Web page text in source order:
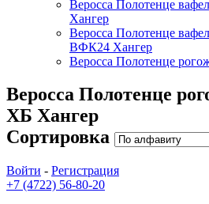
Веросса Полотенце
Хангер
Веросса Полотенце
ВФК24 Хангер
Веросса Полотенце
Веросса Полотенце
ХБ Хангер
Сортировка
Войти - Регистрация
+7 (4722) 56-80-20